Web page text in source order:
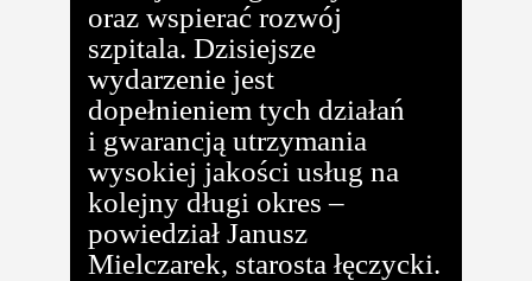
oraz wspierać rozwój
szpitala. Dzisiejsze
wydarzenie jest
dopełnieniem tych działań
i gwarancją utrzymania
wysokiej jakości usług na
kolejny długi okres –
powiedział Janusz
Mielczarek, starosta łęczycki.